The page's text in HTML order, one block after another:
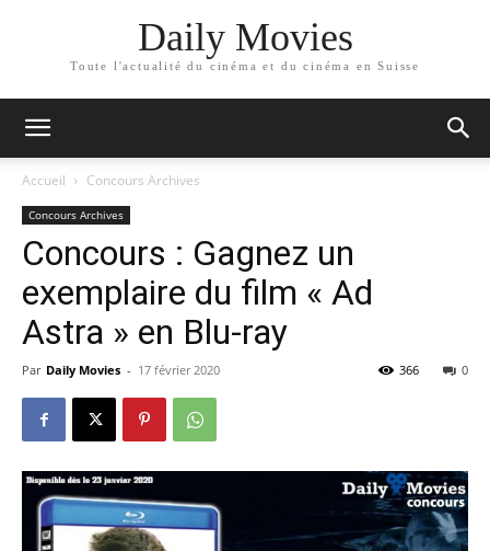
Daily Movies
Toute l'actualité du cinéma et du cinéma en Suisse
Accueil Concours Archives
Concours Archives
Concours : Gagnez un
exemplaire du film « Ad
Astra » en Blu-ray
Par Daily Movies - 17 février 2020 0
366